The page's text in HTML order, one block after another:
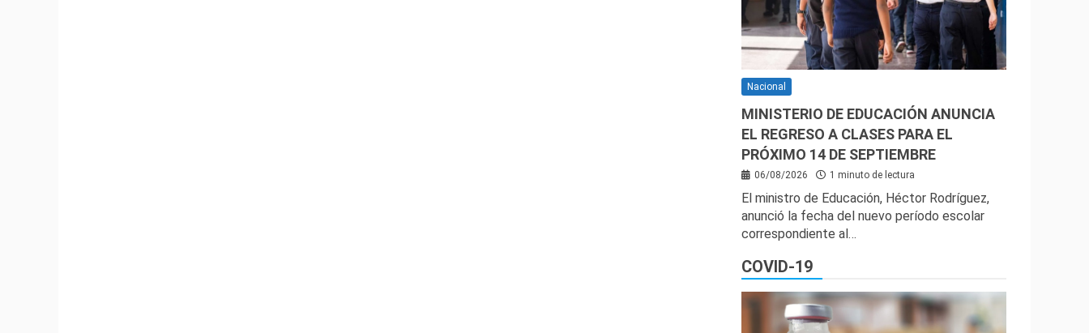
Nacional
MINISTERIO DE EDUCACIÓN ANUNCIA
EL REGRESO A CLASES PARA EL
PRÓXIMO 14 DE SEPTIEMBRE
06/08/2026 1 minuto de lectura
El ministro de Educación, Héctor Rodríguez,
anunció la fecha del nuevo período escolar
correspondiente al…
COVID-19